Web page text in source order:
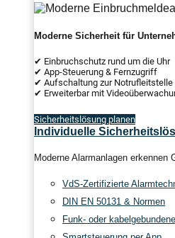
Moderne Sicherheit für
✔ Einbruchschutz rund um die Uhr
✔ App-Steuerung & Fernzugriff
✔ Aufschaltung zur Notrufleitstelle
✔ Erweiterbar mit
Sicherheitslösung planen
Individuelle
Moderne Alarmanlagen
VdS-Zertifizierte
DIN EN 50131 & Normen
Funk- oder